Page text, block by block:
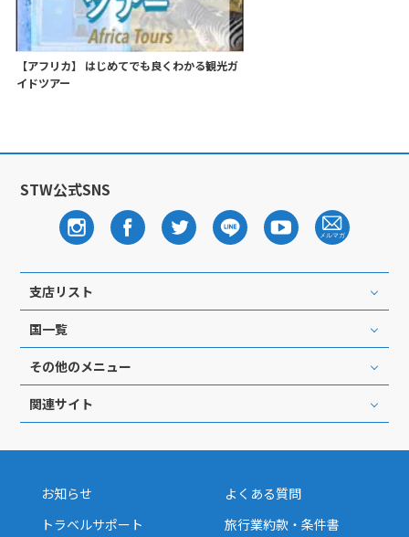
【アフリカ】 はじめてでも良くわかる観光ガ
イドツアー
STW公式SNS
支店リスト
国一覧
その他のメニュー
関連サイト
お知らせ
よくある質問
トラベルサポート
旅行業約款・条件書